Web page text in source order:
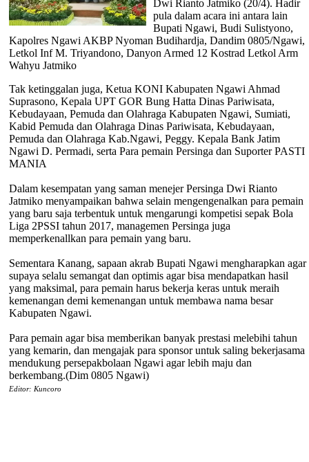
Dwi Rianto Jatmiko (20/4). Hadir
pula dalam acara ini antara lain
Bupati Ngawi, Budi Sulistyono,
Kapolres Ngawi AKBP Nyoman Budihardja, Dandim 0805/Ngawi,
Letkol Inf M. Triyandono, Danyon Armed 12 Kostrad Letkol Arm
Wahyu Jatmiko
Tak ketinggalan juga, Ketua KONI Kabupaten Ngawi Ahmad
Suprasono, Kepala UPT GOR Bung Hatta Dinas Pariwisata,
Kebudayaan, Pemuda dan Olahraga Kabupaten Ngawi, Sumiati,
Kabid Pemuda dan Olahraga Dinas Pariwisata, Kebudayaan,
Pemuda dan Olahraga Kab.Ngawi, Peggy. Kepala Bank Jatim
Ngawi D. Permadi, serta Para pemain Persinga dan Suporter PASTI
MANIA
Dalam kesempatan yang saman menejer Persinga Dwi Rianto
Jatmiko menyampaikan bahwa selain mengengenalkan para pemain
yang baru saja terbentuk untuk mengarungi kompetisi sepak Bola
Liga 2PSSI tahun 2017, managemen Persinga juga
memperkenallkan para pemain yang baru.
Sementara Kanang, sapaan akrab Bupati Ngawi mengharapkan agar
supaya selalu semangat dan optimis agar bisa mendapatkan hasil
yang maksimal, para pemain harus bekerja keras untuk meraih
kemenangan demi kemenangan untuk membawa nama besar
Kabupaten Ngawi.
Para pemain agar bisa memberikan banyak prestasi melebihi tahun
yang kemarin, dan mengajak para sponsor untuk saling bekerjasama
mendukung persepakbolaan Ngawi agar lebih maju dan
berkembang.(Dim 0805 Ngawi)
Editor: Kuncoro